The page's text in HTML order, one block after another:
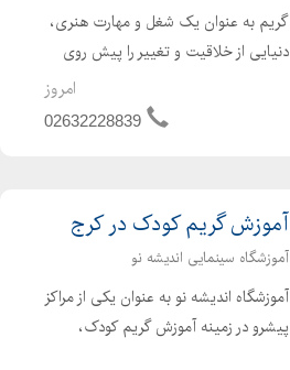
گریم به عنوان یک شغل و مهارت هنری،
دنیایی از خلاقیت و تغییر را پیش روی
هنرمندان قرار میدهد. این حرفه، با ترکیب
دانش رنگ، نور، فرم و آناتومی صورت،
امروز
02632228839
آموزش گریم کودک در کرج
آموزشگاه سینمایی اندیشه نو
آموزشگاه اندیشه نو به عنوان یکی از مراکز
پیشرو در زمینه آموزش گریم کودک،